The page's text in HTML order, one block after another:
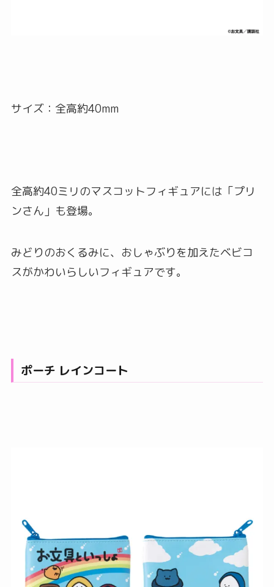
サイズ：全高約40mm
全高約40ミリのマスコットフィギュアには「プリ
ンさん」も登場。
みどりのおくるみに、おしゃぶりを加えたベビコ
スがかわいらしいフィギュアです。
ポーチ レインコート